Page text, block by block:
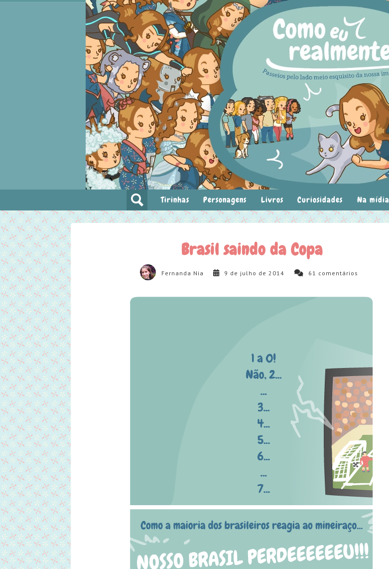
Tirinhas Personagens Livros Curiosidades Na mídia
Brasil saindo da Copa
Fernanda Nia 9 de julho de 2014 61 comentários